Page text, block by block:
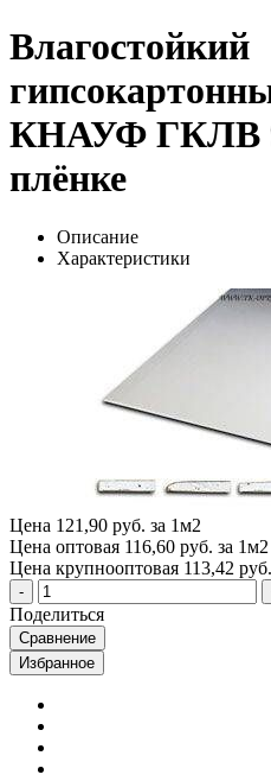
Влагостойкий
КНАУФ ГКЛВ
плёнке
Описание
Характеристики
Цена 121,90 руб. за 1м2
Цена оптовая 116,60 руб. за 1м2
Цена крупнооптовая 113,42
Поделиться
Сравнение
Избранное